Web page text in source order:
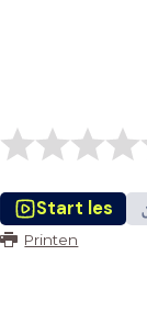
Start les
Printen